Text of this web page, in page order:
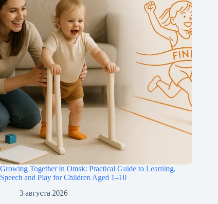
Growing Together in Omsk: Practical Guide to Learning,
Speech and Play for Children Aged 1–10
3 августа 2026